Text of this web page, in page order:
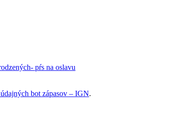
pŕs na oslavu
bot zápasov – IGN.